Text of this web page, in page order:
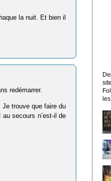
la nuit. Et bien il
redémarrer.
Je trouve que faire du
secours n’est-il de